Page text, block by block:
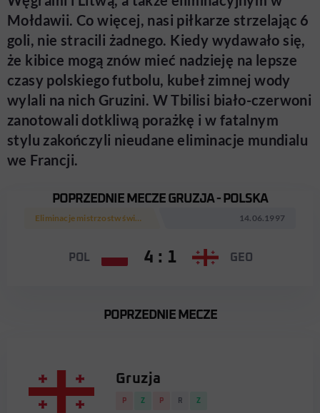
Mołdawii. Co więcej, nasi piłkarze strzelając 6
goli, nie stracili żadnego. Kiedy wydawało się,
że kibice mogą znów mieć nadzieję na lepsze
czasy polskiego futbolu, kubeł zimnej wody
wylali na nich Gruzini. W Tbilisi biało-czerwoni
zanotowali dotkliwą porażkę i w fatalnym
stylu zakończyli nieudane eliminacje mundialu
we Francji.
POPRZEDNIE MECZE GRUZJA - POLSKA
Eliminacje mistrzostw świata 1998 14.06.1997
POL 4 : 1 GEO
POPRZEDNIE MECZE
Gruzja
P Z P R Z